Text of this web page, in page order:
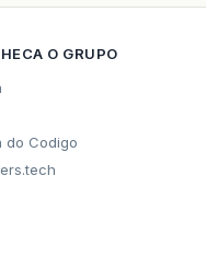
O GRUPO
do Codigo